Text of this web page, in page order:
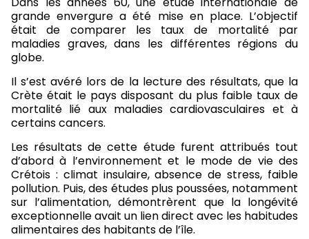
grande envergure a été mise en place. L’objectif
était de comparer les taux de mortalité par
maladies graves, dans les différentes régions du
globe.
Il s’est avéré lors de la lecture des résultats, que la
Crète était le pays disposant du plus faible taux de
mortalité lié aux maladies cardiovasculaires et à
certains cancers.
Les résultats de cette étude furent attribués tout
d’abord à l’environnement et le mode de vie des
Crétois : climat insulaire, absence de stress, faible
pollution. Puis, des études plus poussées, notamment
sur l’alimentation, démontrèrent que la longévité
exceptionnelle avait un lien direct avec les habitudes
alimentaires des habitants de l’île.